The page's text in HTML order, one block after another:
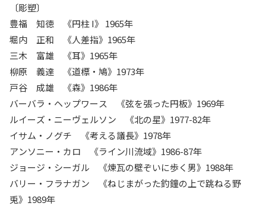
〔彫塑〕
豊福 知徳 《円柱 I》 1965年
堀内 正和 《人差指》1965年
三木 富雄 《耳》1965年
柳原 義達 《道標・鳩》1973年
戸谷 成雄 《森》1986年
バーバラ・ヘップワース 《弦を張った円板》1969年
ルイーズ・ニーヴェルソン 《北の星》1977-82年
イサム・ノグチ 《考える議長》1978年
アンソニー・カロ 《ライン川流域》1986-87年
ジョージ・シーガル 《煉瓦の壁ぞいに歩く男》1988年
バリー・フラナガン 《ねじまがった釣鐘の上で跳ねる野
兎》1989年